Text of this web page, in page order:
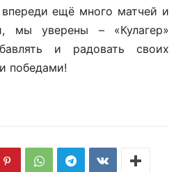
ещё много матчей и
мы уверены – «Кулагер»
и радовать своих
победами!